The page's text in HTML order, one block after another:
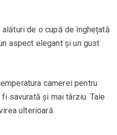
de o cupă de înghețată
aspect elegant și un gust
camerei pentru
savurată și mai târziu. Taie
ulterioară.